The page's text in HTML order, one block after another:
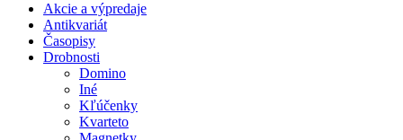
Akcie a výpredaje
Antikvariát
Časopisy
Drobnosti
Domino
Iné
Kľúčenky
Kvarteto